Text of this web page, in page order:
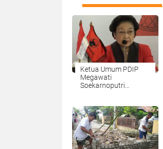
Ketua Umum PDIP
Megawati
Soekarnoputri
Capres 2024